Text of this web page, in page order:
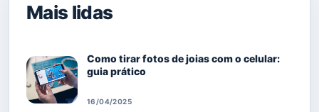
Mais lidas
Como tirar fotos de joias com o celular:
guia prático
16/04/2025